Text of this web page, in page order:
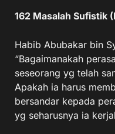
162 Masalah Sufistik
Habib Abubakar bin
“Bagaimanakah
seseorang yg telah
Apakah ia harus
bersandar kepada
yg seharusnya ia